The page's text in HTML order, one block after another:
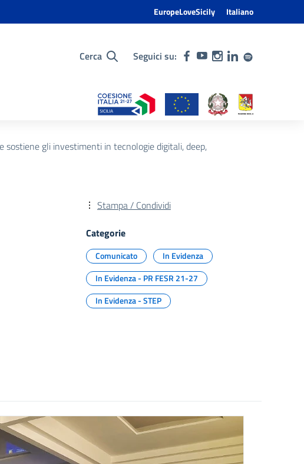
EuropeLoveSicily Italiano
Cerca Seguici su:
sostiene gli investimenti in tecnologie digitali, deep,
Stampa / Condividi
Categorie
Comunicato
In Evidenza
In Evidenza - PR FESR 21-27
In Evidenza - STEP